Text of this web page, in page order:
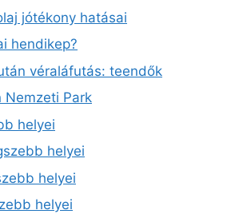
jótékony hatásai
hendikep?
véraláfutás: teendők
Nemzeti Park
helyei
helyei
helyei
helyei